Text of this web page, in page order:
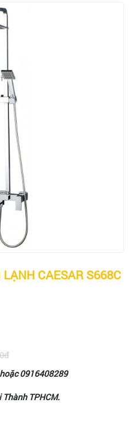
CAESAR S668C
hoặc0916408289
TPHCM.